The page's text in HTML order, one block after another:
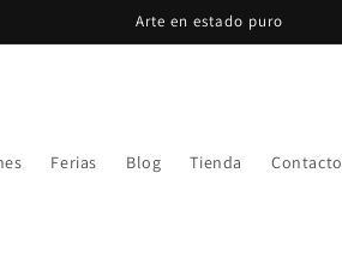
Arte en estado puro
Ferias Blog Tienda Contacto